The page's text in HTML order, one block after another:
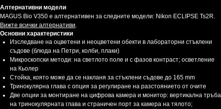
Алтернативни модели
MAGUS Bio V350 е алтернативен за следните модели: Nikon ECLIPSE Ts2R.
Вижте всички алтернативи.
Основни характеристики
Изследване на оцветени и неоцветени обекти в лабораторни стъклени
съдове (блюда на Петри, колби, плаки)
Микроскопски методи: на светлото поле и с фазов контраст; осветление
на Кьолер
Стойка, която може да се накланя за стъклени съдове до 165 mm
Тринокулярна глава с опция за регулиране на разстоянието от очите
Две опции за монтиране на цифрова камера и монитор: вертикална тръба
на тринокулярната глава и страничен порт за камера на тялото;